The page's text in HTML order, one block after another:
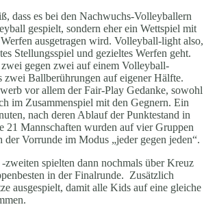
dass es bei den Nachwuchs-Volleyballern
gespielt, sondern eher ein Wettspiel mit
ausgetragen wird. Volleyball-light also,
Stellungsspiel und gezieltes Werfen geht.
gegen zwei auf einem Volleyball-
zwei Ballberührungen auf eigener Hälfte.
vor allem der Fair-Play Gedanke, sowohl
im Zusammenspiel mit den Gegnern. Ein
nach deren Ablauf der Punktestand in
21 Mannschaften wurden auf vier Gruppen
der Vorrunde im Modus „jeder gegen jeden“.
zweiten spielten dann nochmals über Kreuz
in der Finalrunde. Zusätzlich
ausgespielt, damit alle Kids auf eine gleiche